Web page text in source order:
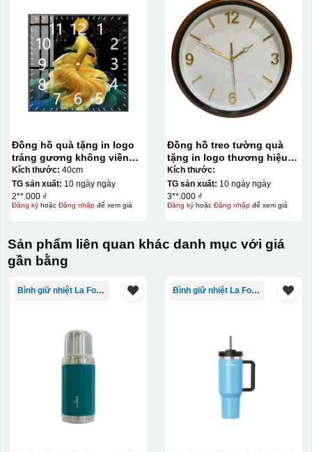
Đồng hồ quà tặng in logo
tráng gương không viền
vuông 40cm KQ-DH25
Kích thước: 40cm
TG sản xuất: 10 ngày ngày
2**.000 ₫
Đăng kýhoặc Đăng nhậpđể xem giá
Đồng hồ treo tường quà
tặng in logo thương hiệu
Kashi 32cm KQ-DH14
Kích thước:
TG sản xuất: 10 ngày ngày
3**.000 ₫
Đăng kýhoặc Đăng nhậpđể xem giá
Sản phẩm liên quan khác danh mục với giá
gần bằng
Bình giữ nhiệt La Fonte Bình giữ nhiệt La Fonte